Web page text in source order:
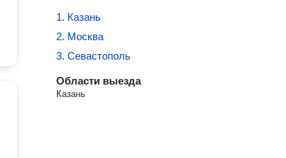
1. Казань
2. Москва
3. Севастополь
Области выезда
Казань